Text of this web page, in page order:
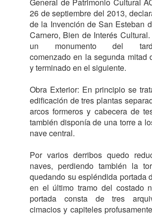
General de Patrimonio Cultural
26 de septiembre del 2013,
de la Invención de San Esteban
Carnero, Bien de Interés
un monumento del
comenzado en la segunda mitad
y terminado en el siguiente.
Obra Exterior: En principio se
edificación de tres plantas
arcos formeros y cabecera de
también disponía de una torre a
nave central.
Por varios derribos quedo
naves, perdiendo también la
quedando su espléndida portada
en el último tramo del costado
portada consta de tres
cimacios y capiteles